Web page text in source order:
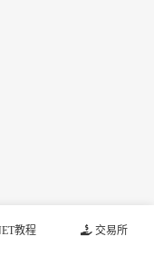
教程 交易所